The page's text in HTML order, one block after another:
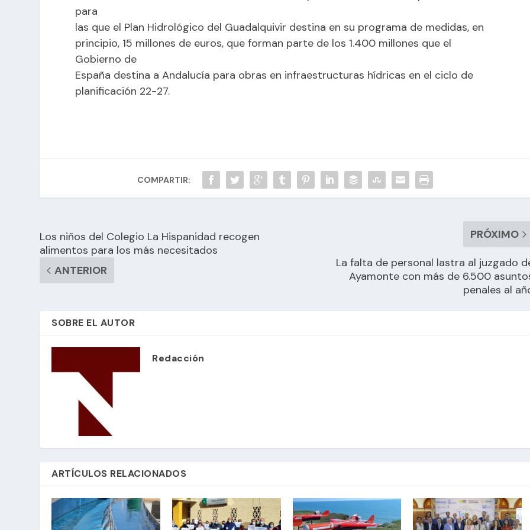
para
las que el Plan Hidrológico del Guadalquivir destina en su programa de medidas, en
principio, 15 millones de euros, que forman parte de los 1.400 millones que el
Gobierno de
España destina a Andalucía para obras en infraestructuras hídricas en el ciclo de
planificación 22-27.
COMPARTIR:
Los niños del Colegio La Hispanidad recogen
alimentos para los más necesitados
ANTERIOR
PRÓXIMO
La falta de personal lastra al juzgado
Ayamonte con más de 6.500
penales al
SOBRE EL AUTOR
Redacción
ARTÍCULOS RELACIONADOS